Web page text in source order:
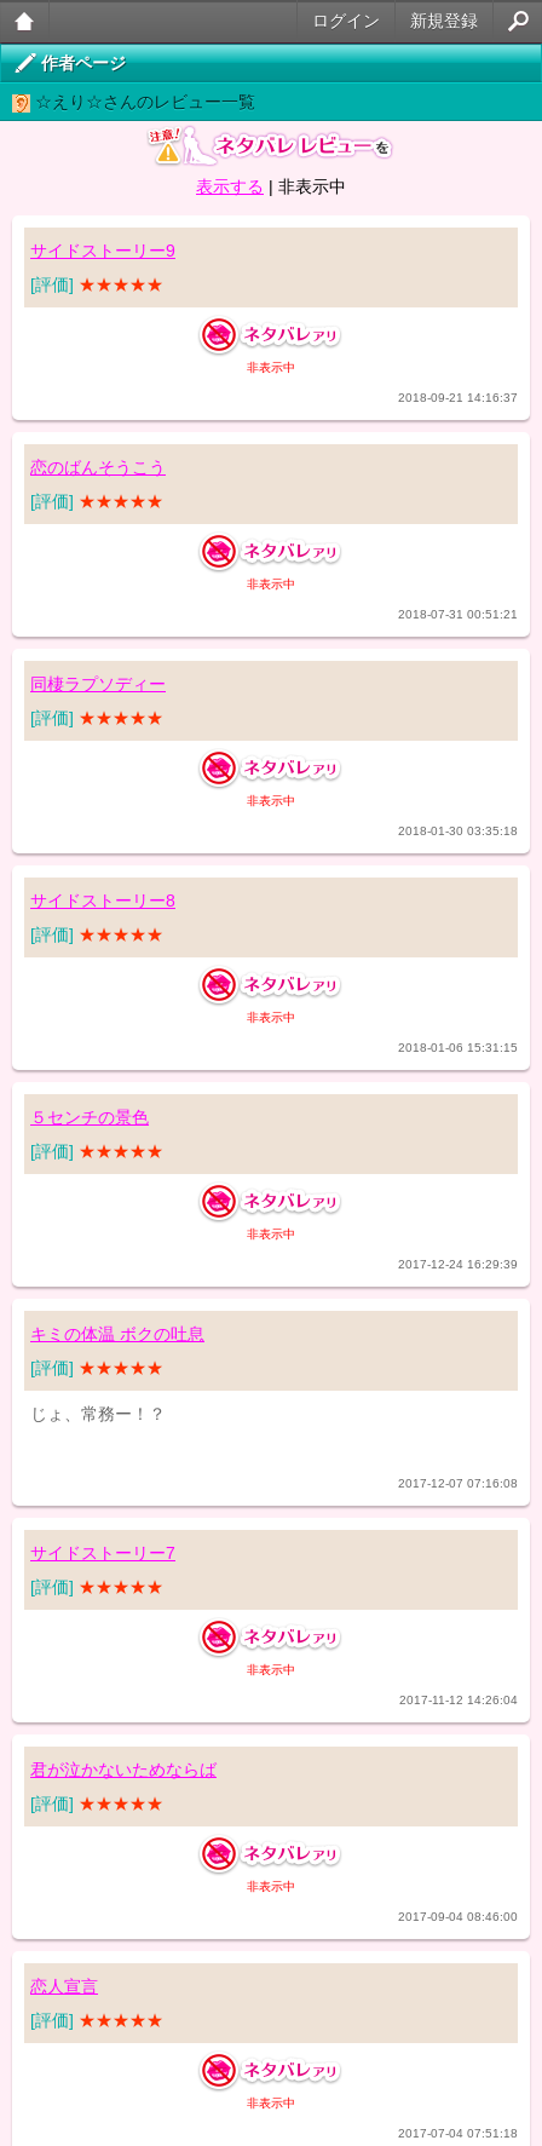
大人
のケ
能小
新規登録
ログイン
作者ページ
☆えり☆さんのレビュー一覧
表示する | 非表示中
サイドストーリー9
[評価] ★★★★★
非表示中
2018-09-21 14:16:37
恋のばんそうこう
[評価] ★★★★★
非表示中
2018-07-31 00:51:21
同棲ラプソディー
[評価] ★★★★★
非表示中
2018-01-30 03:35:18
サイドストーリー8
[評価] ★★★★★
非表示中
2018-01-06 15:31:15
５センチの景色
[評価] ★★★★★
非表示中
2017-12-24 16:29:39
キミの体温 ボクの吐息
[評価] ★★★★★
じょ、常務ー！？
2017-12-07 07:16:08
サイドストーリー7
[評価] ★★★★★
非表示中
2017-11-12 14:26:04
君が泣かないためならば
[評価] ★★★★★
非表示中
2017-09-04 08:46:00
恋人宣言
[評価] ★★★★★
非表示中
2017-07-04 07:51:18